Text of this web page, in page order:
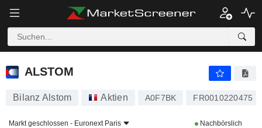
ALSTOM
ALSTOM
Bilanz Alstom Aktien A0F7BK FR0010220475
Markt geschlossen - Euronext Paris
Nachbörslich